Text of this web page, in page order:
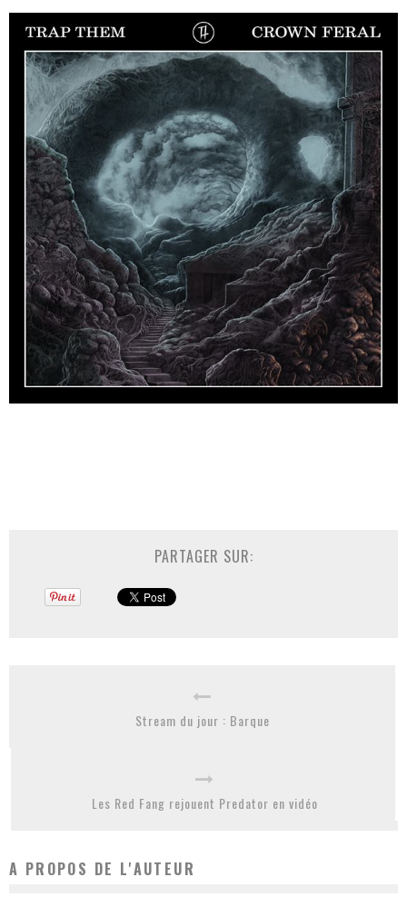
PARTAGER SUR:
Stream du jour : Barque
Les Red Fang rejouent Predator en vidéo
A PROPOS DE L'AUTEUR